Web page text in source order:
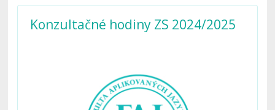
Konzultačné hodiny ZS 2024/2025